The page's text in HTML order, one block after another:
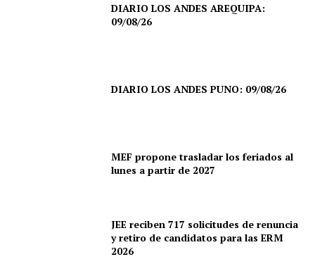
DIARIO LOS ANDES AREQUIPA:
09/08/26
DIARIO LOS ANDES PUNO: 09/08/26
MEF propone trasladar los feriados al
lunes a partir de 2027
JEE reciben 717 solicitudes de renuncia
y retiro de candidatos para las ERM
2026